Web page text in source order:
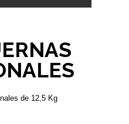
de 12,5 Kg